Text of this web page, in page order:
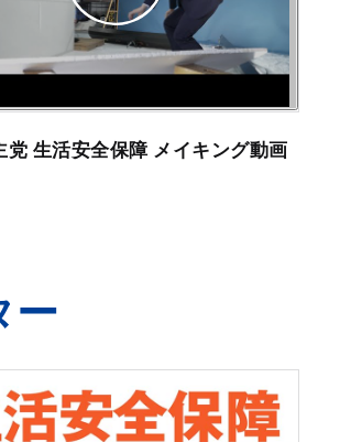
党 生活安全保障 メイキング動画
ー